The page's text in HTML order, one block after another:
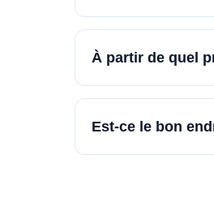
À partir de quel
Est-ce le bon